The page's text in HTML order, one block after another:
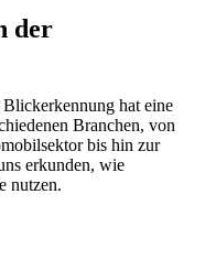
der
hat eine
Branchen, von
bis hin zur
erkunden, wie
nutzen.